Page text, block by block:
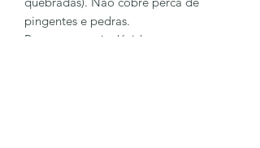
pingentes e pedras.
Para sanar mais dúvidas entre em